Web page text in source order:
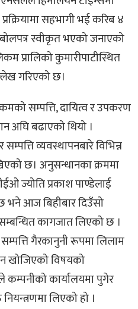
सहभागी भई करिब ४
स्वीकृत भएको जनाएको
प्रालिको कुमारीपाटीस्थित
गरिएको छ।
सम्पत्ति, दायित्व र उपकरण
अघि बढाएको थियो ।
व्यवस्थापनबारे विभिन्न
छ। अनुसन्धानका क्रममा
ज्योति प्रकाश पाण्डेलाई
आज बिहीबार दिउँसो
कागजात लिएको छ ।
गैरकानुनी रूपमा लिलाम
खोजिएको विषयको
कार्यालयमा पुगेर
लिएको हो ।